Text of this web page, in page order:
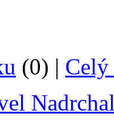
(0) | Celý